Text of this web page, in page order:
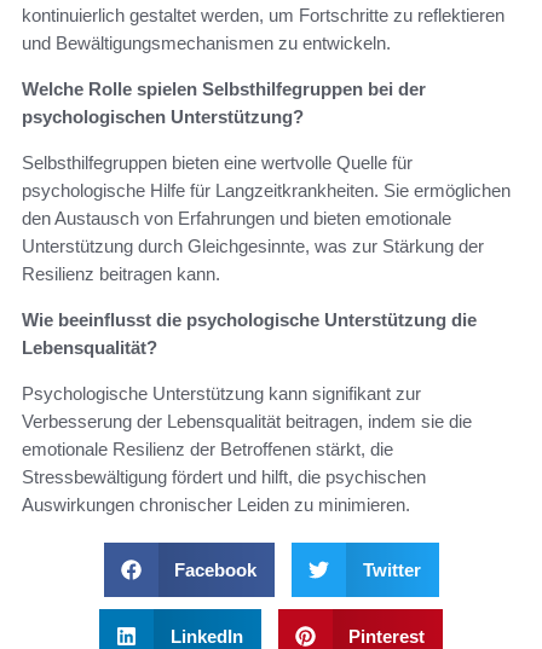
kontinuierlich gestaltet werden, um Fortschritte zu reflektieren
und Bewältigungsmechanismen zu entwickeln.
Welche Rolle spielen Selbsthilfegruppen bei der
psychologischen Unterstützung?
Selbsthilfegruppen bieten eine wertvolle Quelle für
psychologische Hilfe für Langzeitkrankheiten. Sie ermöglichen
den Austausch von Erfahrungen und bieten emotionale
Unterstützung durch Gleichgesinnte, was zur Stärkung der
Resilienz beitragen kann.
Wie beeinflusst die psychologische Unterstützung die
Lebensqualität?
Psychologische Unterstützung kann signifikant zur
Verbesserung der Lebensqualität beitragen, indem sie die
emotionale Resilienz der Betroffenen stärkt, die
Stressbewältigung fördert und hilft, die psychischen
Auswirkungen chronischer Leiden zu minimieren.
Facebook Twitter
LinkedIn Pinterest